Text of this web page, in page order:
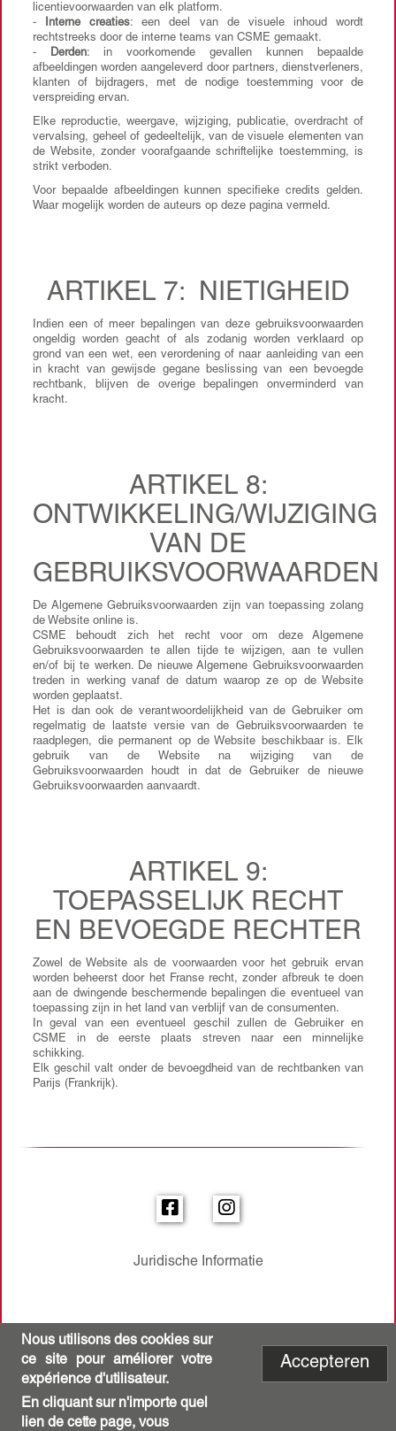
licentievoorwaarden van elk platform.
- Interne creaties: een deel van de visuele inhoud wordt
rechtstreeks door de interne teams van CSME gemaakt.
- Derden: in voorkomende gevallen kunnen bepaalde
afbeeldingen worden aangeleverd door partners, dienstverleners,
klanten of bijdragers, met de nodige toestemming voor de
verspreiding ervan.
Elke reproductie, weergave, wijziging, publicatie, overdracht of
vervalsing, geheel of gedeeltelijk, van de visuele elementen van
de Website, zonder voorafgaande schriftelijke toestemming, is
strikt verboden.
Voor bepaalde afbeeldingen kunnen specifieke credits gelden.
Waar mogelijk worden de auteurs op deze pagina vermeld.
ARTIKEL 7: NIETIGHEID
Indien een of meer bepalingen van deze gebruiksvoorwaarden
ongeldig worden geacht of als zodanig worden verklaard op
grond van een wet, een verordening of naar aanleiding van een
in kracht van gewijsde gegane beslissing van een bevoegde
rechtbank, blijven de overige bepalingen onverminderd van
kracht.
ARTIKEL 8:
ONTWIKKELING/WIJZIGING
VAN DE
GEBRUIKSVOORWAARDEN
De Algemene Gebruiksvoorwaarden zijn van toepassing zolang
de Website online is.
CSME behoudt zich het recht voor om deze Algemene
Gebruiksvoorwaarden te allen tijde te wijzigen, aan te vullen
en/of bij te werken. De nieuwe Algemene Gebruiksvoorwaarden
treden in werking vanaf de datum waarop ze op de Website
worden geplaatst.
Het is dan ook de verantwoordelijkheid van de Gebruiker om
regelmatig de laatste versie van de Gebruiksvoorwaarden te
raadplegen, die permanent op de Website beschikbaar is. Elk
gebruik van de Website na wijziging van de
Gebruiksvoorwaarden houdt in dat de Gebruiker de nieuwe
Gebruiksvoorwaarden aanvaardt.
ARTIKEL 9:
TOEPASSELIJK RECHT
EN BEVOEGDE RECHTER
Zowel de Website als de voorwaarden voor het gebruik ervan
worden beheerst door het Franse recht, zonder afbreuk te doen
aan de dwingende beschermende bepalingen die eventueel van
toepassing zijn in het land van verblijf van de consumenten.
In geval van een eventueel geschil zullen de Gebruiker en
CSME in de eerste plaats streven naar een minnelijke
schikking.
Elk geschil valt onder de bevoegdheid van de rechtbanken van
Parijs (Frankrijk).
Juridische Informatie
Nous utilisons des cookies sur
ce site pour améliorer votre
expérience d'utilisateur.
En cliquant sur n'importe quel
lien de cette page, vous
Accepteren